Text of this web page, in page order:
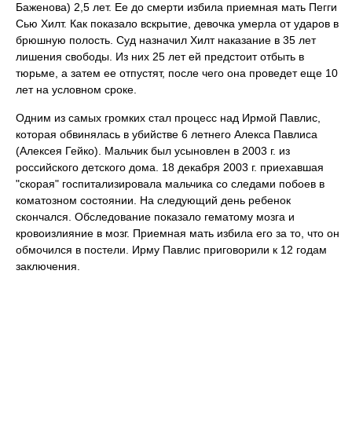
Баженова) 2,5 лет. Ее до смерти избила приемная мать Пегги
Сью Хилт. Как показало вскрытие, девочка умерла от ударов в
брюшную полость. Суд назначил Хилт наказание в 35 лет
лишения свободы. Из них 25 лет ей предстоит отбыть в
тюрьме, а затем ее отпустят, после чего она проведет еще 10
лет на условном сроке.
Одним из самых громких стал процесс над Ирмой Павлис,
которая обвинялась в убийстве 6 летнего Алекса Павлиса
(Алексея Гейко). Мальчик был усыновлен в 2003 г. из
российского детского дома. 18 декабря 2003 г. приехавшая
"скорая" госпитализировала мальчика со следами побоев в
коматозном состоянии. На следующий день ребенок
скончался. Обследование показало гематому мозга и
кровоизлияние в мозг. Приемная мать избила его за то, что он
обмочился в постели. Ирму Павлис приговорили к 12 годам
заключения.